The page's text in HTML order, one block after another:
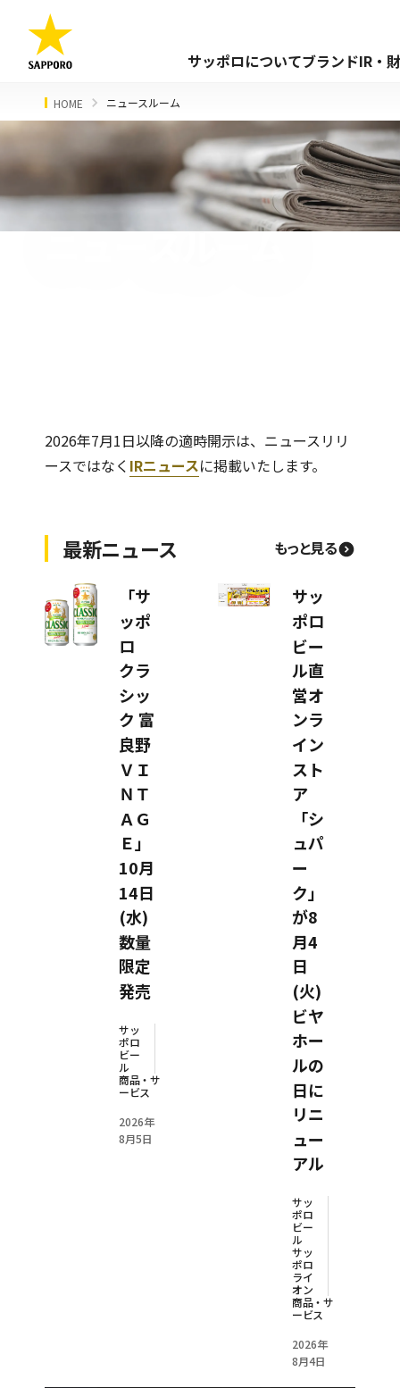
サッポロについてブランドIR・
HOME ニュースルーム
ニュースルーム
2026年7月1日以降の適時開示は、ニュースリリ
ースではなく IRニュースに掲載いたします。
最新ニュース もっと見る
「サ
ッポ
ロ
クラ
シッ
ク 富
良野
ＶＩ
ＮＴ
ＡＧ
Ｅ」
10月
14日
(水)
数量
限定
発売
サッ
ポロ
ビー
ル
商品・サ
ービス
2026年
8月5日
サッ
ポロ
ビー
ル直
営オ
ンラ
イン
スト
ア
「シ
ュパ
ー
ク」
が8
月4
日
(火)
ビヤ
ホー
ルの
日に
リニ
ュー
アル
サッ
ポロ
ビー
ル
サッ
ポロ
ライ
オン
商品・サ
ービス
2026年
8月4日